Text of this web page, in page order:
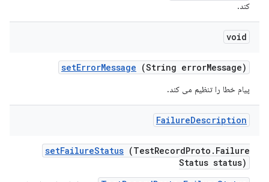
کند.
void
setErrorMessage (String errorMessage)
پیام خطا را تنظیم می کند.
FailureDescription
setFailureStatus (TestRecordProto . Failure
Status status)